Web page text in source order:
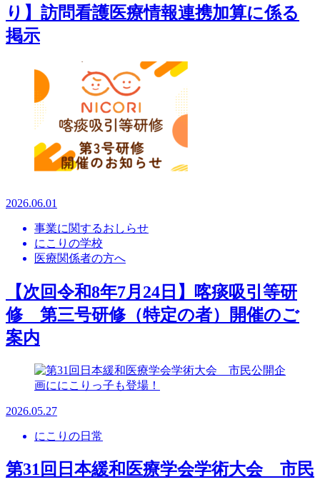
り】訪問看護医療情報連携加算に係る
掲示
2026.06.01
事業に関するおしらせ
にこりの学校
医療関係者の方へ
【次回令和8年7月24日】喀痰吸引等研
修 第三号研修（特定の者）開催のご
案内
2026.05.27
にこりの日常
第31回日本緩和医療学会学術大会 市民